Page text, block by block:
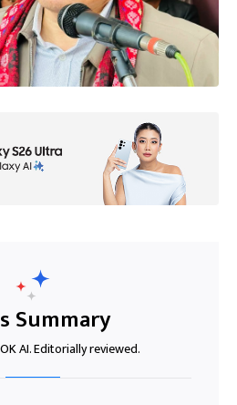
Summary
AI. Editorially reviewed.